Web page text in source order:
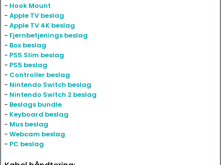
- Hook Mount
- Apple TV beslag
- Apple TV 4K beslag
- Fjernbetjenings beslag
- Box beslag
- PS5 Slim beslag
- PS5 beslag
- Controller beslag
- Nintendo Switch beslag
- Nintendo Switch 2 beslag
- Beslags bundle
- Keyboard beslag
- Mus beslag
- Webcam beslag
- PC beslag